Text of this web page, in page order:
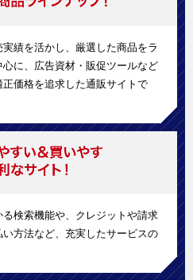
績を活かし、厳選した商品をラ
に、広告資材・販促ツールなど
価格を追求した通販サイトで
検索機能や、クレジットや請求
方法など、充実したサービスの